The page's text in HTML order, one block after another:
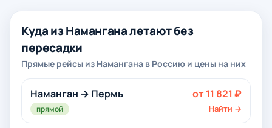
Куда из Намангана летают без
пересадки
Прямые рейсы из Намангана в Россию и цены на них
Наманган → Пермь
прямой
от 11 821 ₽
Найти →